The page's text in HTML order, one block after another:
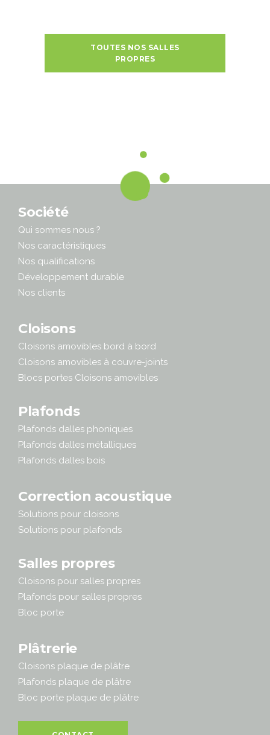
TOUTES NOS SALLES
PROPRES
Société
Qui sommes nous ?
Nos caractéristiques
Nos qualifications
Développement durable
Nos clients
Cloisons
Cloisons amovibles bord à bord
Cloisons amovibles à couvre-joints
Blocs portes Cloisons amovibles
Plafonds
Plafonds dalles phoniques
Plafonds dalles métalliques
Plafonds dalles bois
Correction acoustique
Solutions pour cloisons
Solutions pour plafonds
Salles propres
Cloisons pour salles propres
Plafonds pour salles propres
Bloc porte
Plâtrerie
Cloisons plaque de plâtre
Plafonds plaque de plâtre
Bloc porte plaque de plâtre